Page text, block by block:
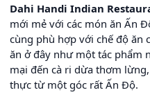
Dahi Handi Indian
mới mẻ với các món ăn Ấn
cùng phù hợp với chế độ ăn
ăn ở đây như một tác phẩm
mại đến cà ri dừa thơm
thực từ một góc rất Ấn Độ.